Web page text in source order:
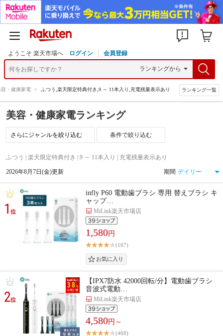
ようこそ 楽天市場へ ログイン 会員登録
容・健康家電 > ふつう,楽天限定特典付き,9 ～ 11本入り,充電残量表示あり ランキング一覧
美容・健康家電ランキング
条件で絞り込む
ふつう | 楽天限定特典付き | 9 ～ 11本入り | 充電残量表示あり
2026年8月7日(金)更新 期間
1位
infly P60 電動歯ブラシ 専用 替えブラシ キ
ャップ…
MiLink楽天市場店
1,580円
(167)
2位
【IPX7防水 42000回転/分】電動歯ブラシ
音波式電動…
MiLink楽天市場店
4,580円～
(468)